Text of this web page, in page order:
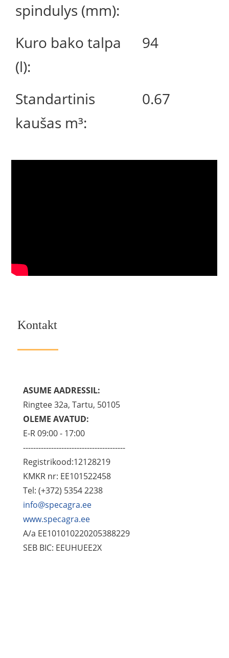
spindulys (mm):
Kuro bako talpa
(l):
94
Standartinis
kaušas m³:
0.67
Kontakt
ASUME AADRESSIL:
Ringtee 32a, Tartu, 50105
OLEME AVATUD:
E-R 09:00 - 17:00
----------------------------------------
Registrikood:12128219
KMKR nr: EE101522458
Tel: (+372) 5354 2238
info@specagra.ee
www.specagra.ee
A/a EE101010220205388229
SEB BIC: EEUHUEE2X